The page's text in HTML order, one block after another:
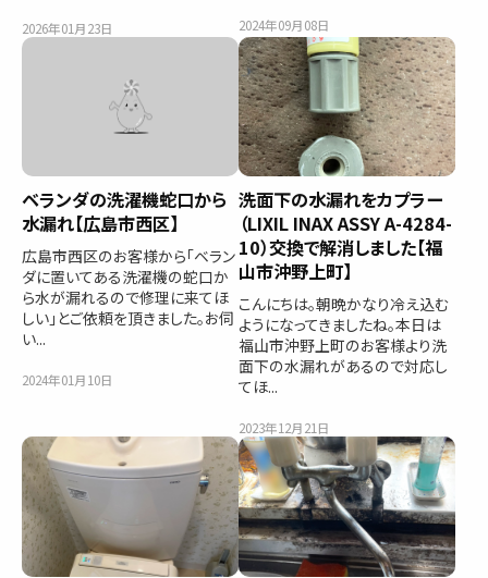
2026年01月23日 2024年09月08日
ベランダの洗濯機蛇口から
水漏れ【広島市西区】
広島市西区のお客様から「ベラン
ダに置いてある洗濯機の蛇口か
ら水が漏れるので修理に来てほ
しい」とご依頼を頂きました。お伺
い...
2024年01月10日
洗面下の水漏れをカプラー
（LIXIL INAX ASSY A-4284-
10）交換で解消しました【福
山市沖野上町】
こんにちは。朝晩かなり冷え込む
ようになってきましたね。本日は
福山市沖野上町のお客様より洗
面下の水漏れがあるので対応し
てほ...
2023年12月21日